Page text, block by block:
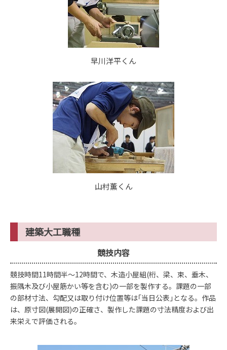
早川洋平くん
山村薫くん
建築大工職種
競技内容
競技時間11時間半～12時間で、木造小屋組(桁、梁、束、垂木、
振隅木及び小屋筋かい等を含む)の一部を製作する。課題の一部
の部材寸法、勾配又は取り付け位置等は｢当日公表｣となる。作品
は、原寸図(展開図)の正確さ、製作した課題の寸法精度および出
来栄えで評価される。